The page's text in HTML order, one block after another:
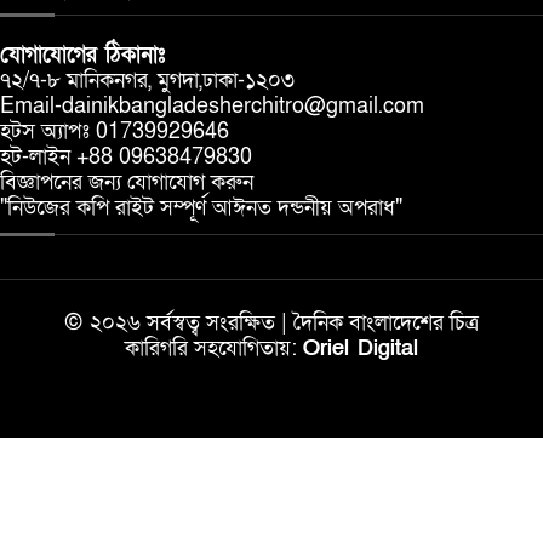
যোগাযোগের ঠিকানাঃ
৭২/৭-৮ মানিকনগর, মুগদা,ঢাকা-১২০৩
Email-dainikbangladesherchitro@gmail.com
হটস অ্যাপঃ 01739929646
হট-লাইন +88 09638479830
বিজ্ঞাপনের জন্য যোগাযোগ করুন
"নিউজের কপি রাইট সম্পূর্ণ আঈনত দন্ডনীয় অপরাধ"
© ২০২৬ সর্বস্বত্ব সংরক্ষিত | দৈনিক বাংলাদেশের চিত্র
কারিগরি সহযোগিতায়: Oriel Digital